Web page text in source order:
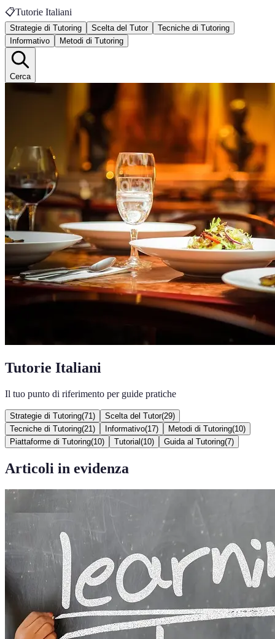
📋Tutorie Italiani
Strategie di Tutoring Scelta del Tutor
Tecniche di Tutoring
Informativo
Metodi di Tutoring
Cerca
Tutorie Italiani
Il tuo punto di riferimento per guide pratiche
Strategie di Tutoring(71 ) Scelta del Tutor(29)
Tecniche di Tutoring(21 ) Informativo(17) Metodi di Tutoring(10)
Piattaforme di Tutoring(10) Tutorial (10) Guida al Tutoring(7)
Articoli in evidenza